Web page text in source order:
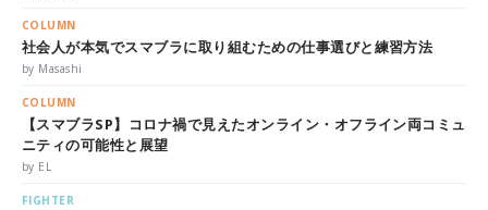
COLUMN
社会人が本気でスマブラに取り組むための仕事選びと練習方法
by Masashi
COLUMN
【スマブラSP】コロナ禍で見えたオンライン・オフライン両コミュ
ニティの可能性と展望
by EL
FIGHTER